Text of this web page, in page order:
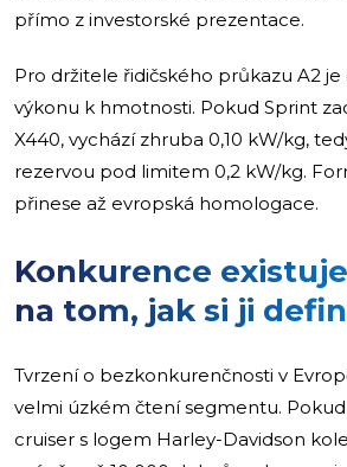
přímo z investorské prezentace.
Pro držitele řidičského průkazu A2
výkonu k hmotnosti. Pokud Sprint
X440, vychází zhruba 0,10 kW/kg,
rezervou pod limitem 0,2 kW/kg.
přinese až evropská homologace.
Konkurence
na tom, jak si ji
Tvrzení o bezkonkurenčnosti v
velmi úzkém čtení segmentu.
cruiser s logem Harley-Davidson